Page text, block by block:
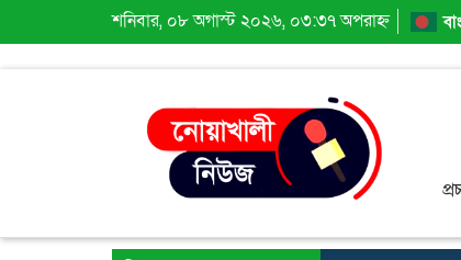
শনিবার, ০৮ অগাস্ট ২০২৬, ০৩:৩৭ অপরাহ্ন